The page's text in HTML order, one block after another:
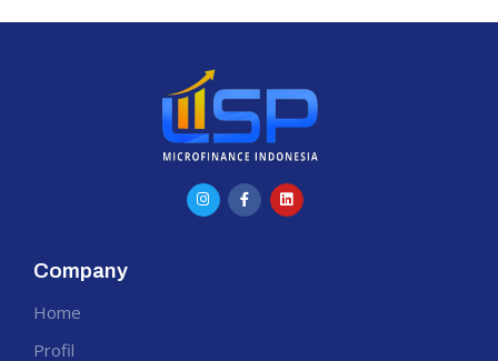
Company
Home
Profil